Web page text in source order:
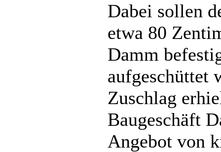
Dabei sollen
etwa 80
Damm
aufgeschüttet
Zuschlag
Baugeschäft
Angebot von